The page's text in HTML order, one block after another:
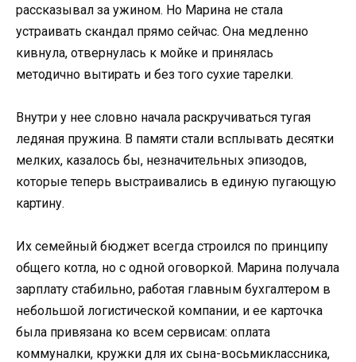
рассказывал за ужином. Но Марина не стала
устраивать скандал прямо сейчас. Она медленно
кивнула, отвернулась к мойке и принялась
методично вытирать и без того сухие тарелки.
Внутри у нее словно начала раскручиваться тугая
ледяная пружина. В памяти стали всплывать десятки
мелких, казалось бы, незначительных эпизодов,
которые теперь выстраивались в единую пугающую
картину.
Их семейный бюджет всегда строился по принципу
общего котла, но с одной оговоркой. Марина получала
зарплату стабильно, работая главным бухгалтером в
небольшой логистической компании, и ее карточка
была привязана ко всем сервисам: оплата
коммуналки, кружки для их сына-восьмиклассника,